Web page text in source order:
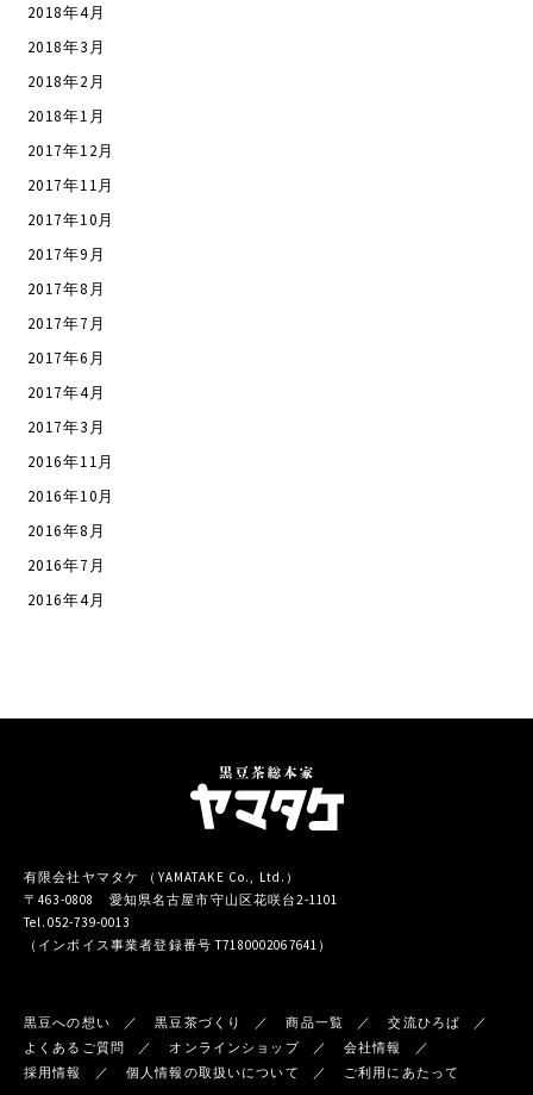
2018年4月
2018年3月
2018年2月
2018年1月
2017年12月
2017年11月
2017年10月
2017年9月
2017年8月
2017年7月
2017年6月
2017年4月
2017年3月
2016年11月
2016年10月
2016年8月
2016年7月
2016年4月
有限会社ヤマタケ （YAMATAKE Co., Ltd.）
〒463-0808 愛知県名古屋市守山区花咲台2-1101
Tel.052-739-0013
（インボイス事業者登録番号 T7180002067641）
黒豆への想い 黒豆茶づくり 商品一覧
交流ひろば
よくあるご質問
オンラインショップ
会社情報
採用情報
個人情報の取扱いについて ご利用にあたって